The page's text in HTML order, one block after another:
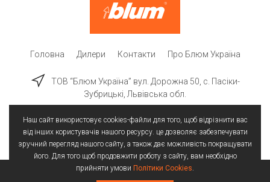
Головна Дилери Контакти Про Блюм Україна
ТОВ “Блюм Україна” вул. Дорожна 50, c. Пасіки-
Зубрицькі, Львівська обл.
Наш сайт використовує cookies-файли для того, щоб відрізнити вас
від інших користувачів нашого ресурсу. це дозволяє забезпечувати
зручний перегляд нашого сайту, а також дає можливість покращувати
його. Для того щоб продовжити роботу з сайту, вам необхідно
прийняти умови Політики Cookies.